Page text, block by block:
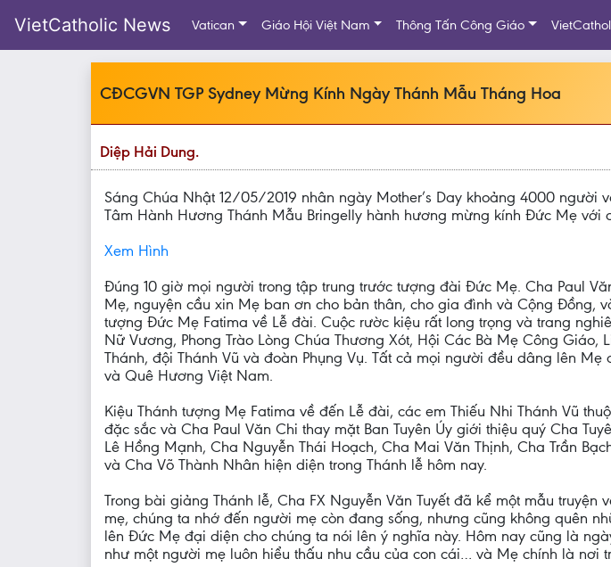
VietCatholic News Vatican Giáo Hội Việt Nam Thông Tấn Công Giáo
CĐCGVN TGP Sydney Mừng Kính Ngày Thánh Mẫu Tháng Hoa
Diệp Hải Dung.
Sáng Chúa Nhật 12/05/2019 nhân ngày Mother’s Day khoảng 4000
Tâm Hành Hương Thánh Mẫu Bringelly hành hương mừng kính Đức Mẹ với
Xem Hình
Đúng 10 giờ mọi người trong tập trung trước tượng đài Đức Mẹ. Cha Paul
Mẹ, nguyện cầu xin Mẹ ban ơn cho bản thân, cho gia đình và Cộng Đồng,
tượng Đức Mẹ Fatima về Lễ đài. Cuộc rườc kiệu rất long trọng và trang
Nữ Vương, Phong Trào Lòng Chúa Thương Xót, Hội Các Bà Mẹ Công Giáo,
Thánh, đội Thánh Vũ và đoàn Phụng Vụ. Tất cả mọi người đều dâng lên
và Quê Hương Việt Nam.
Kiệu Thánh tượng Mẹ Fatima về đến Lễ đài, các em Thiếu Nhi Thánh Vũ
đặc sắc và Cha Paul Văn Chi thay mặt Ban Tuyên Úy giới thiệu quý Cha
Lê Hồng Mạnh, Cha Nguyễn Thái Hoạch, Cha Mai Văn Thịnh, Cha Trần
và Cha Võ Thành Nhân hiện diện trong Thánh lễ hôm nay.
Trong bài giảng Thánh lễ, Cha FX Nguyễn Văn Tuyết đã kể một mẫu
mẹ, chúng ta nhớ đến người mẹ còn đang sống, nhưng cũng không quên
lên Đức Mẹ đại diện cho chúng ta nói lên ý nghĩa này. Hôm nay cũng là
như một người mẹ luôn hiểu thấu nhu cầu của con cái… và Mẹ chính là nơi